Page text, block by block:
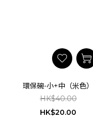
環保碗-小+中（米色）
HK$40.00
HK$20.00